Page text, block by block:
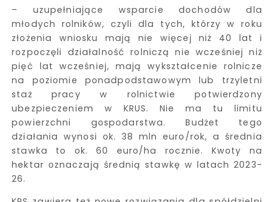
– uzupełniające wsparcie dochodów dla
młodych rolników, czyli dla tych, którzy w roku
złożenia wniosku mają nie więcej niż 40 lat i
rozpoczęli działalność rolniczą nie wcześniej niż
pięć lat wcześniej, mają wykształcenie rolnicze
na poziomie ponadpodstawowym lub trzyletni
staż pracy w rolnictwie potwierdzony
ubezpieczeniem w KRUS. Nie ma tu limitu
powierzchni gospodarstwa. Budżet tego
działania wynosi ok. 38 mln euro/rok, a średnia
stawka to ok. 60 euro/ha rocznie. Kwoty na
hektar oznaczają średnią stawkę w latach 2023-
26.